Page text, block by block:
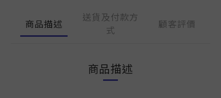
商品描述
送貨及付款方
式
顧客評價
商品描述